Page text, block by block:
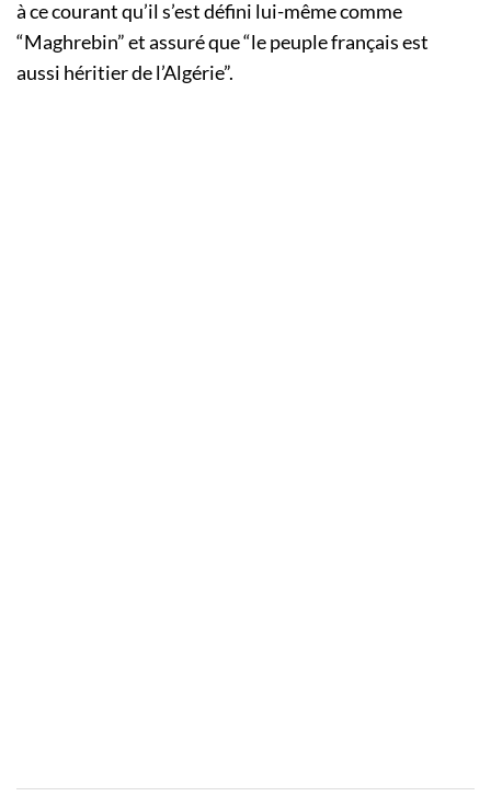
à ce courant qu’il s’est défini lui-même comme
“Maghrebin” et assuré que “le peuple français est
aussi héritier de l’Algérie”.